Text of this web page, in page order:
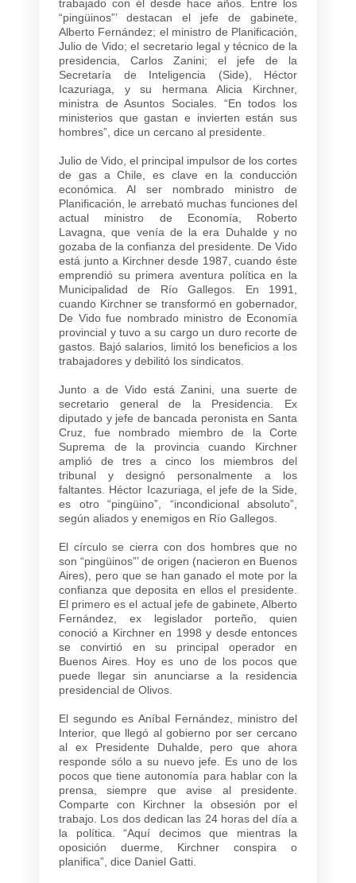
trabajado con él desde hace años. Entre los
“pingüinos”’ destacan el jefe de gabinete,
Alberto Fernández; el ministro de Planificación,
Julio de Vido; el secretario legal y técnico de la
presidencia, Carlos Zanini; el jefe de la
Secretaría de Inteligencia (Side), Héctor
Icazuriaga, y su hermana Alicia Kirchner,
ministra de Asuntos Sociales. “En todos los
ministerios que gastan e invierten están sus
hombres”, dice un cercano al presidente.
Julio de Vido, el principal impulsor de los cortes
de gas a Chile, es clave en la conducción
económica. Al ser nombrado ministro de
Planificación, le arrebató muchas funciones del
actual ministro de Economía, Roberto
Lavagna, que venía de la era Duhalde y no
gozaba de la confianza del presidente. De Vido
está junto a Kirchner desde 1987, cuando éste
emprendió su primera aventura política en la
Municipalidad de Río Gallegos. En 1991,
cuando Kirchner se transformó en gobernador,
De Vido fue nombrado ministro de Economía
provincial y tuvo a su cargo un duro recorte de
gastos. Bajó salarios, limitó los beneficios a los
trabajadores y debilitó los sindicatos.
Junto a de Vido está Zanini, una suerte de
secretario general de la Presidencia. Ex
diputado y jefe de bancada peronista en Santa
Cruz, fue nombrado miembro de la Corte
Suprema de la provincia cuando Kirchner
amplió de tres a cinco los miembros del
tribunal y designó personalmente a los
faltantes. Héctor Icazuriaga, el jefe de la Side,
es otro “pingüino”, “incondicional absoluto”,
según aliados y enemigos en Río Gallegos.
El círculo se cierra con dos hombres que no
son “pingüinos”’ de origen (nacieron en Buenos
Aires), pero que se han ganado el mote por la
confianza que deposita en ellos el presidente.
El primero es el actual jefe de gabinete, Alberto
Fernández, ex legislador porteño, quien
conoció a Kirchner en 1998 y desde entonces
se convirtió en su principal operador en
Buenos Aires. Hoy es uno de los pocos que
puede llegar sin anunciarse a la residencia
presidencial de Olivos.
El segundo es Aníbal Fernández, ministro del
Interior, que llegó al gobierno por ser cercano
al ex Presidente Duhalde, pero que ahora
responde sólo a su nuevo jefe. Es uno de los
pocos que tiene autonomía para hablar con la
prensa, siempre que avise al presidente.
Comparte con Kirchner la obsesión por el
trabajo. Los dos dedican las 24 horas del día a
la política. “Aquí decimos que mientras la
oposición duerme, Kirchner conspira o
planifica”, dice Daniel Gatti.